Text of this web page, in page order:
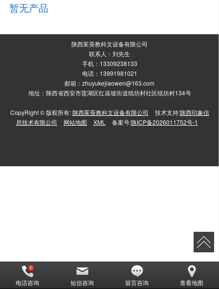
暂无产品
陕西茱萸教科文设备有限公司
联系人：刘先生
手机：13309238133
电话：13991981021
邮箱：zhuyukejiaowen@163.com
地址：陕西省西安市莲湖区红庙坡街道纸坊村社区纸坊村134号
CopyRight © 版权所有:陕西茱萸教科文设备有限公司 技术支持:陕西印象信
息技术有限公司
网站地图 XML 备案号:陕ICP备2026011752号-1
电话咨询 短信咨询 留言咨询 查看地图